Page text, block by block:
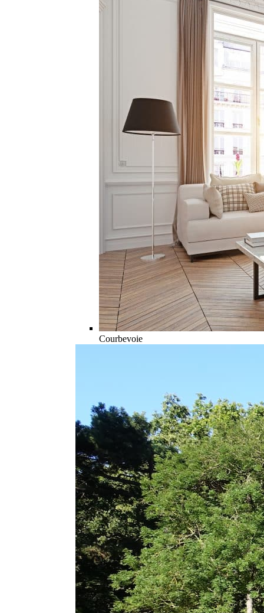
Courbevoie